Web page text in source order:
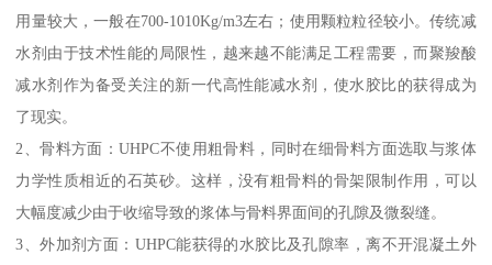
用量较大，一般在700-1010Kg/m3左右；使用颗粒粒径较小。传统减
水剂由于技术性能的局限性，越来越不能满足工程需要，而聚羧酸
减水剂作为备受关注的新一代高性能减水剂，使水胶比的获得成为
了现实。
2、骨料方面：UHPC不使用粗骨料，同时在细骨料方面选取与浆体
力学性质相近的石英砂。这样，没有粗骨料的骨架限制作用，可以
大幅度减少由于收缩导致的浆体与骨料界面间的孔隙及微裂缝。
3、外加剂方面：UHPC能获得的水胶比及孔隙率，离不开混凝土外